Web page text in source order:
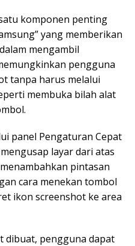
komponen penting
yang memberikan
mengambil
pengguna
tanpa harus melalui
membuka bilah alat
panel Pengaturan Cepat
layar dari atas
pintasan
cara menekan tombol
ikon screenshot ke area
dibuat, pengguna dapat